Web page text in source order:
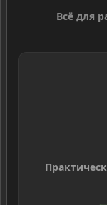
Всё для